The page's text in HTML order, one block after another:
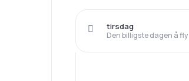
Den billigste dagen å fly
tirsdag